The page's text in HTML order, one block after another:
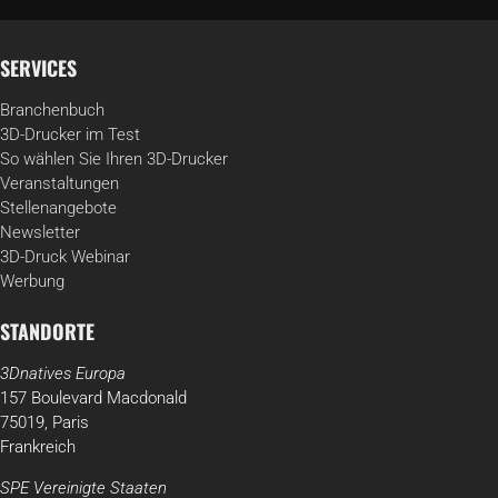
SERVICES
Branchenbuch
3D-Drucker im Test
So wählen Sie Ihren 3D-Drucker
Veranstaltungen
Stellenangebote
Newsletter
3D-Druck Webinar
Werbung
STANDORTE
3Dnatives Europa
157 Boulevard Macdonald
75019, Paris
Frankreich
SPE Vereinigte Staaten